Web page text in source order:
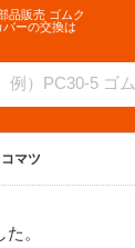
品販売 ゴムク
ーの交換は
コマツ
。